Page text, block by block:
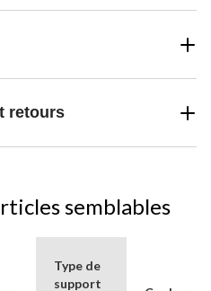
retours
semblables
Type de
support